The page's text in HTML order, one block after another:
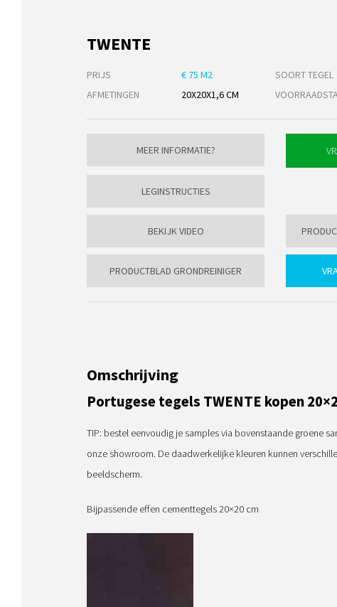
TWENTE
PRIJS € 75 M2 SOORT TEGEL
AFMETINGEN
20X20X1,6 CM
MEER INFORMATIE?
LEGINSTRUCTIES
BEKIJK VIDEO
PRODUCTBLAD GRONDREINIGER
Omschrijving
Portugese tegels TWENTE kopen
TIP: bestel eenvoudig je samples via bovenstaande groene
onze showroom. De daadwerkelijke kleuren kunnen
beeldscherm.
Bijpassende effen cementtegels 20×20 cm